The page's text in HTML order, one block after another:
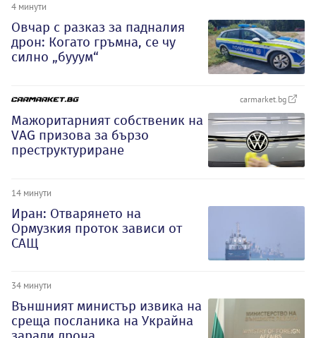
4 минути
Овчар с разказ за падналия
дрон: Когато гръмна, се чу
силно „бууум“
carmarket.bg
Мажоритарният собственик на
VAG призова за бързо
преструктуриране
14 минути
Иран: Отварянето на
Ормузкия проток зависи от
САЩ
34 минути
Външният министър извика на
среща посланика на Украйна